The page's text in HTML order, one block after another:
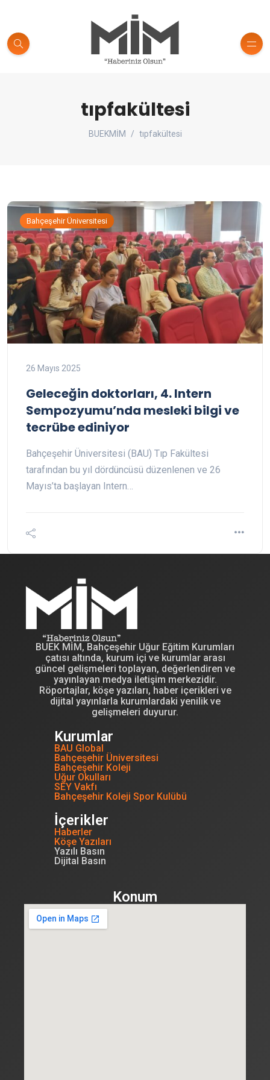
tıpfakültesi
BUEKMİM tıpfakültesi
Bahçeşehir Üniversitesi
26 Mayıs 2025
Geleceğin doktorları, 4. Intern
Sempozyumu’nda mesleki bilgi ve
tecrübe ediniyor
Bahçeşehir Üniversitesi (BAU) Tıp Fakültesi
tarafından bu yıl dördüncüsü düzenlenen ve 26
Mayıs’ta başlayan Intern…
BUEK MİM, Bahçeşehir Uğur Eğitim Kurumları
çatısı altında, kurum içi ve kurumlar arası
güncel gelişmeleri toplayan, değerlendiren ve
yayınlayan medya iletişim merkezidir.
Röportajlar, köşe yazıları, haber içerikleri ve
dijital yayınlarla kurumlardaki yenilik ve
gelişmeleri duyurur.
Kurumlar
BAU Global
Bahçeşehir Üniversitesi
Bahçeşehir Koleji
Uğur Okulları
SEY Vakfı
Bahçeşehir Koleji Spor Kulübü
İçerikler
Haberler
Köşe Yazıları
Yazılı Basın
Dijital Basın
Konum